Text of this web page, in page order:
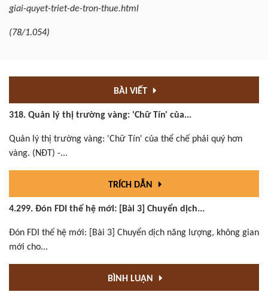
giai-quyet-triet-de-tron-thue.html
(78/1.054)
BÀI VIẾT
318. Quản lý thị trường vàng: 'Chữ Tín' của...
Quản lý thị trường vàng: 'Chữ Tín' của thể chế phải quý hơn
vàng. (NĐT) -...
TRÍCH DẪN
4.299. Đón FDI thế hệ mới: [Bài 3] Chuyển dịch...
Đón FDI thế hệ mới: [Bài 3] Chuyển dịch năng lượng, không gian
mới cho...
BÌNH LUẬN